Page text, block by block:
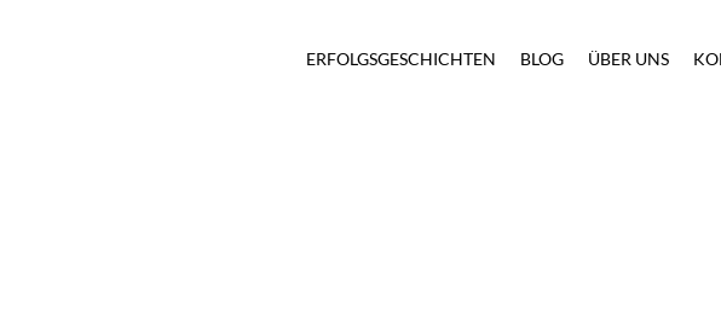
ERFOLGSGESCHICHTEN BLOG ÜBER UNS